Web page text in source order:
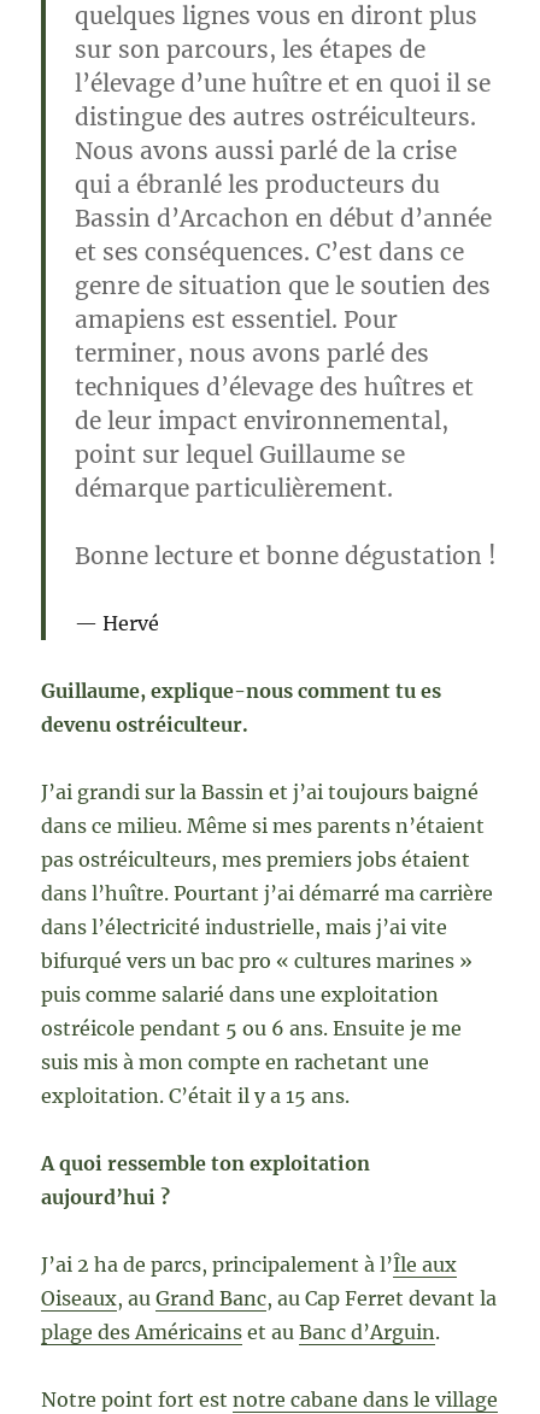
quelques lignes vous en diront plus
sur son parcours, les étapes de
l’élevage d’une huître et en quoi il se
distingue des autres ostréiculteurs.
Nous avons aussi parlé de la crise
qui a ébranlé les producteurs du
Bassin d’Arcachon en début d’année
et ses conséquences. C’est dans ce
genre de situation que le soutien des
amapiens est essentiel. Pour
terminer, nous avons parlé des
techniques d’élevage des huîtres et
de leur impact environnemental,
point sur lequel Guillaume se
démarque particulièrement.
Bonne lecture et bonne dégustation !
Hervé
Guillaume, explique-nous comment tu es
devenu ostréiculteur.
J’ai grandi sur la Bassin et j’ai toujours baigné
dans ce milieu. Même si mes parents n’étaient
pas ostréiculteurs, mes premiers jobs étaient
dans l’huître. Pourtant j’ai démarré ma carrière
dans l’électricité industrielle, mais j’ai vite
bifurqué vers un bac pro « cultures marines »
puis comme salarié dans une exploitation
ostréicole pendant 5 ou 6 ans. Ensuite je me
suis mis à mon compte en rachetant une
exploitation. C’était il y a 15 ans.
A quoi ressemble ton exploitation
aujourd’hui ?
J’ai 2 ha de parcs, principalement à l’Île aux
Oiseaux, auGrand Banc, au Cap Ferret devant la
plage des Américains et auBanc d’Arguin.
Notre point fort estnotre cabane dans le village